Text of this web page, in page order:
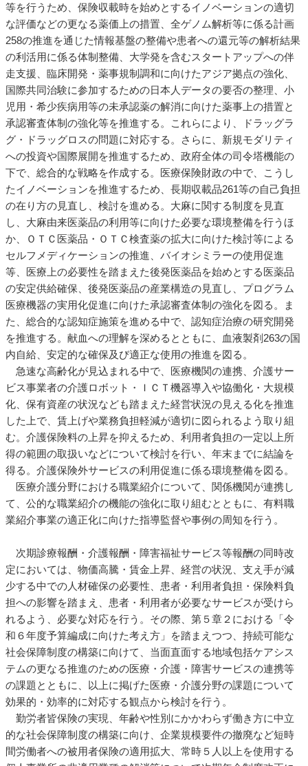
等を行うため、保険収載時を始めとするイノベーションの適切
な評価などの更なる薬価上の措置、全ゲノム解析等に係る計画
258の推進を通じた情報基盤の整備や患者への還元等の解析結果
の利活用に係る体制整備、大学発を含むスタートアップへの伴
走支援、臨床開発・薬事規制調和に向けたアジア拠点の強化、
国際共同治験に参加するための日本人データの要否の整理、小
児用・希少疾病用等の未承認薬の解消に向けた薬事上の措置と
承認審査体制の強化等を推進する。これらにより、ドラッグラ
グ・ドラッグロスの問題に対応する。さらに、新規モダリティ
への投資や国際展開を推進するため、政府全体の司令塔機能の
下で、総合的な戦略を作成する。医療保険財政の中で、こうし
たイノベーションを推進するため、長期収載品261等の自己負担
の在り方の見直し、検討を進める。大麻に関する制度を見直
し、大麻由来医薬品の利用等に向けた必要な環境整備を行うほ
か、ＯＴＣ医薬品・ＯＴＣ検査薬の拡大に向けた検討等による
セルフメディケーションの推進、バイオシミラーの使用促進
等、医療上の必要性を踏まえた後発医薬品を始めとする医薬品
の安定供給確保、後発医薬品の産業構造の見直し、プログラム
医療機器の実用化促進に向けた承認審査体制の強化を図る。ま
た、総合的な認知症施策を進める中で、認知症治療の研究開発
を推進する。献血への理解を深めるとともに、血液製剤263の国
内自給、安定的な確保及び適正な使用の推進を図る。
急速な高齢化が見込まれる中で、医療機関の連携、介護サー
ビス事業者の介護ロボット・ＩＣＴ機器導入や協働化・大規模
化、保有資産の状況なども踏まえた経営状況の見える化を推進
した上で、賃上げや業務負担軽減が適切に図られるよう取り組
む。介護保険料の上昇を抑えるため、利用者負担の一定以上所
得の範囲の取扱いなどについて検討を行い、年末までに結論を
得る。介護保険外サービスの利用促進に係る環境整備を図る。
医療介護分野における職業紹介について、関係機関が連携し
て、公的な職業紹介の機能の強化に取り組むとともに、有料職
業紹介事業の適正化に向けた指導監督や事例の周知を行う。
次期診療報酬・介護報酬・障害福祉サービス等報酬の同時改
定においては、物価高騰・賃金上昇、経営の状況、支え手が減
少する中での人材確保の必要性、患者・利用者負担・保険料負
担への影響を踏まえ、患者・利用者が必要なサービスが受けら
れるよう、必要な対応を行う。その際、第５章２における「令
和６年度予算編成に向けた考え方」を踏まえつつ、持続可能な
社会保障制度の構築に向けて、当面直面する地域包括ケアシス
テムの更なる推進のための医療・介護・障害サービスの連携等
の課題とともに、以上に掲げた医療・介護分野の課題について
効果的・効率的に対応する観点から検討を行う。
勤労者皆保険の実現、年齢や性別にかかわらず働き方に中立
的な社会保障制度の構築に向け、企業規模要件の撤廃など短時
間労働者への被用者保険の適用拡大、常時５人以上を使用する